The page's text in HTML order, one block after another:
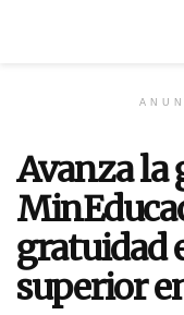
Avanza la
gratuidad
superior